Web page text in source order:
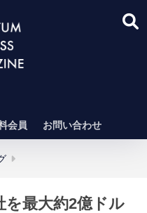
会員 お問い合わせ
最大約2億ドル